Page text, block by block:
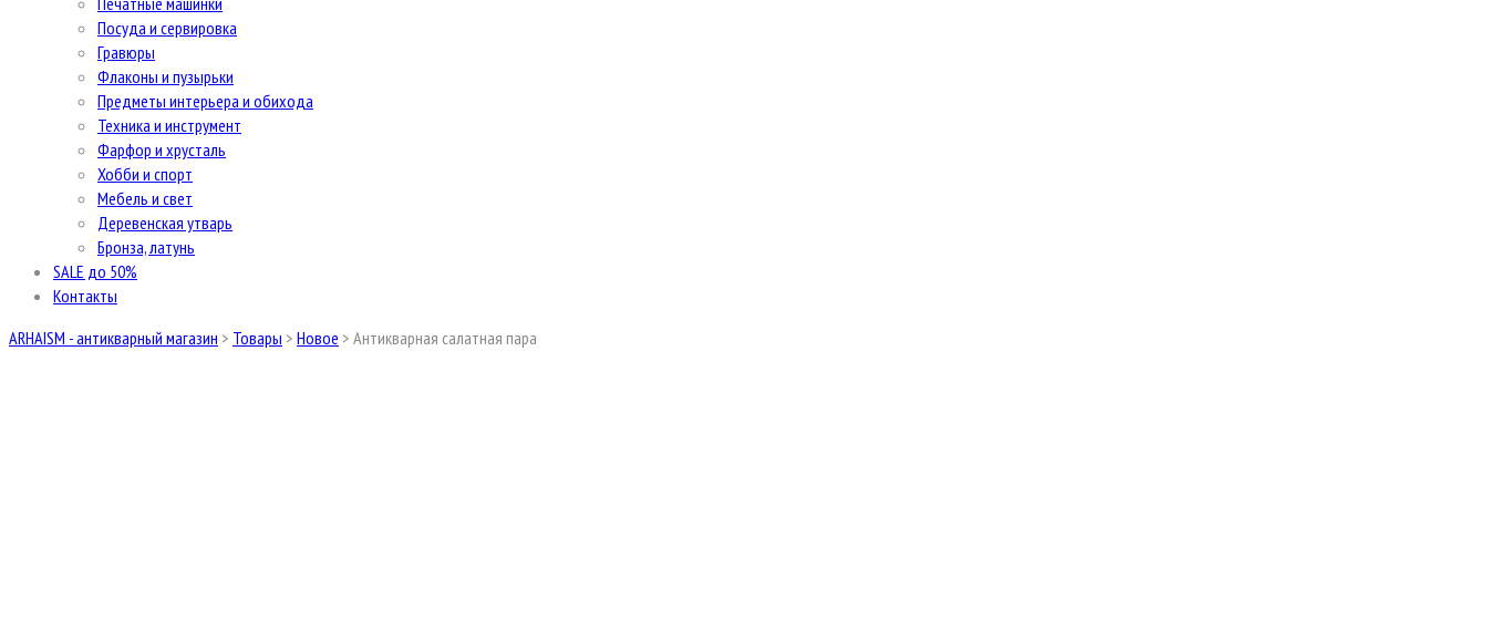
Посуда и сервировка
Гравюры
Флаконы и пузырьки
Предметы интерьера и обихода
Техника и инструмент
Фарфор и хрусталь
Хобби и спорт
Мебель и свет
Деревенская утварь
Бронза, латунь
SALE до 50%
Контакты
ARHAISM - антикварный магазин > Товары > Новое > Антикварная салатная пара